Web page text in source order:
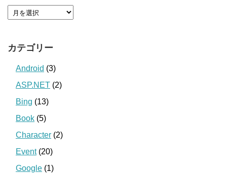
カテゴリー
Android (3)
ASP.NET (2)
Bing (13)
Book (5)
Character (2)
Event(20)
Google (1)